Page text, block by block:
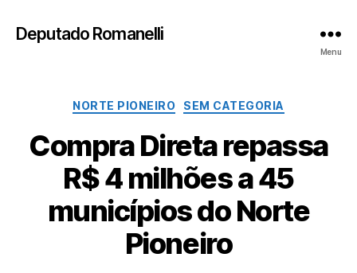
Deputado Romanelli
Menu
Categorias
NORTE PIONEIRO SEM CATEGORIA
Compra Direta repassa
R$ 4 milhões a 45
municípios do Norte
Pioneiro